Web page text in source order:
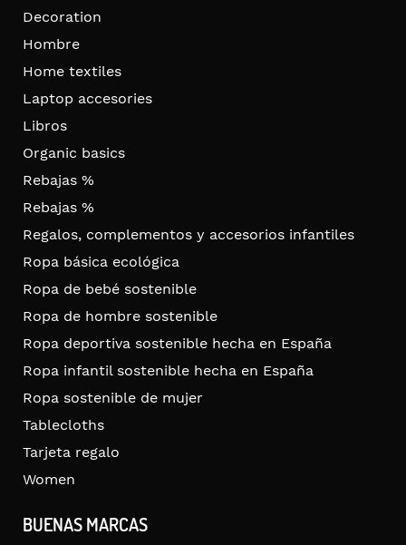
Decoration
Hombre
Home textiles
Laptop accesories
Libros
Organic basics
Rebajas %
Rebajas %
Regalos, complementos y accesorios infantiles
Ropa básica ecológica
Ropa de bebé sostenible
Ropa de hombre sostenible
Ropa deportiva sostenible hecha en España
Ropa infantil sostenible hecha en España
Ropa sostenible de mujer
Tablecloths
Tarjeta regalo
Women
BUENAS MARCAS